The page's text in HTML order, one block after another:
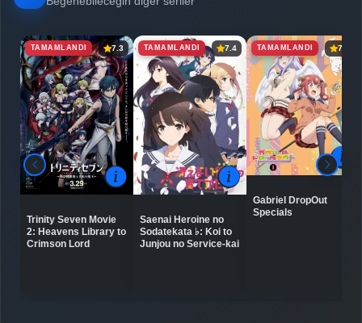
TAMAMLANDI 7.3
Trinity Seven Movie
2: Heavens Library to
Crimson Lord
TAMAMLANDI 7.4
Saenai Heroine no
Sodatekata ♭: Koi to
Junjou no Service-kai
TAMAMLANDI 7.6
Gabriel DropOut
Specials